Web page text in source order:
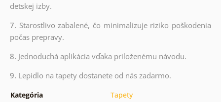
detskej izby.
7. Starostlivo zabalené, čo minimalizuje riziko poškodenia
počas prepravy.
8. Jednoduchá aplikácia vďaka priloženému návodu.
9. Lepidlo na tapety dostanete od nás zadarmo.
Kategória Tapety